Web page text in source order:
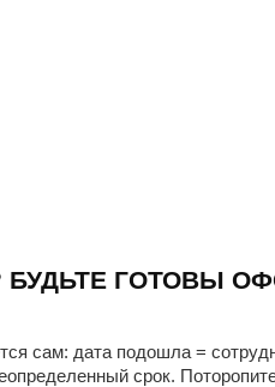
ГОТОВЫ
сам: дата подошла =
срок.